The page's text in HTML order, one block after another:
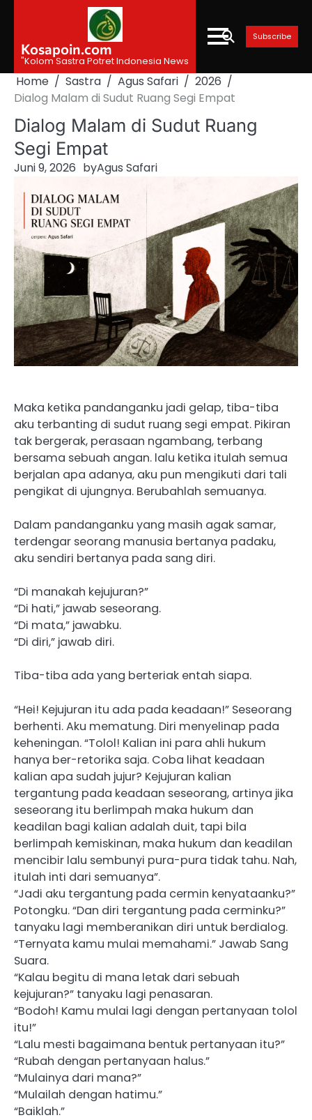
contentKosapoin.com
"Kolom Sastra Potret Indonesia News
Subscribe
Home Sastra Agus Safari
2026
Dialog Malam di Sudut Ruang Segi Empat
Dialog Malam di Sudut Ruang
Segi Empat
Juni 9, 2026 byAgus Safari
Maka ketika pandanganku jadi gelap, tiba-tiba
aku terbanting di sudut ruang segi empat. Pikiran
tak bergerak, perasaan ngambang, terbang
bersama sebuah angan. lalu ketika itulah semua
berjalan apa adanya, aku pun mengikuti dari tali
pengikat di ujungnya. Berubahlah semuanya.
Dalam pandanganku yang masih agak samar,
terdengar seorang manusia bertanya padaku,
aku sendiri bertanya pada sang diri.
“Di manakah kejujuran?”
“Di hati,” jawab seseorang.
“Di mata,” jawabku.
“Di diri,” jawab diri.
Tiba-tiba ada yang berteriak entah siapa.
“Hei! Kejujuran itu ada pada keadaan!” Seseorang
berhenti. Aku mematung. Diri menyelinap pada
keheningan. “Tolol! Kalian ini para ahli hukum
hanya ber-retorika saja. Coba lihat keadaan
kalian apa sudah jujur? Kejujuran kalian
tergantung pada keadaan seseorang, artinya jika
seseorang itu berlimpah maka hukum dan
keadilan bagi kalian adalah duit, tapi bila
berlimpah kemiskinan, maka hukum dan keadilan
mencibir lalu sembunyi pura-pura tidak tahu. Nah,
itulah inti dari semuanya”.
“Jadi aku tergantung pada cermin kenyataanku?”
Potongku. “Dan diri tergantung pada cerminku?”
tanyaku lagi memberanikan diri untuk berdialog.
“Ternyata kamu mulai memahami.” Jawab Sang
Suara.
“Kalau begitu di mana letak dari sebuah
kejujuran?” tanyaku lagi penasaran.
“Bodoh! Kamu mulai lagi dengan pertanyaan tolol
itu!”
“Lalu mesti bagaimana bentuk pertanyaan itu?”
“Rubah dengan pertanyaan halus.”
“Mulainya dari mana?”
“Mulailah dengan hatimu.”
“Baiklah.”